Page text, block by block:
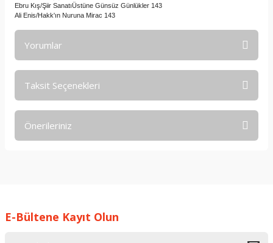
Ebru Kış/Şiir SanatıÜstüne Günsüz Günlükler 143
Ali Enis/Hakk'ın Nuruna Mirac 143
Yorumlar
Taksit Seçenekleri
Önerileriniz
Ürün resmi kalitesiz, bozuk veya görüntülenemiyor.
E-Bültene Kayıt Olun